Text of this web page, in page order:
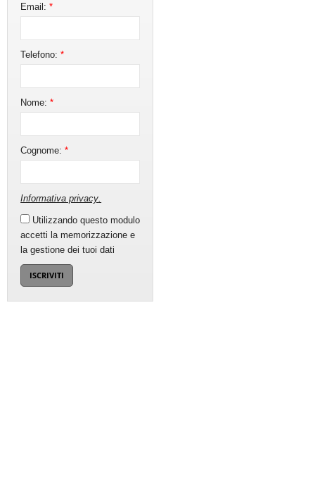
Email:*
Telefono:*
Nome:*
Cognome:*
Informativa privacy
Utilizzando questo modulo
accetti la memorizzazione e
la gestione dei tuoi dati